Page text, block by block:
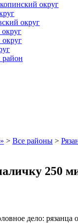
округ
округ
округ
> Все районы >
250
дело: